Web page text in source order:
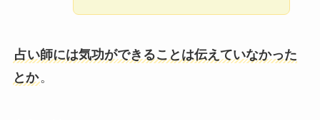
占い師には気功ができることは伝えていなかった
とか 。